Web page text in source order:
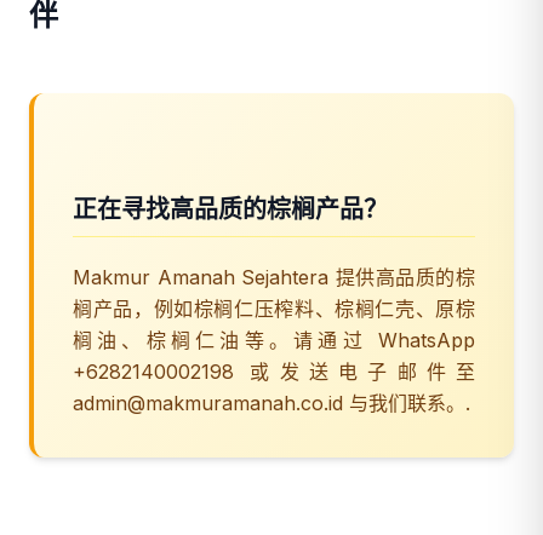
伴
正在寻找高品质的棕榈产品？
Makmur Amanah Sejahtera 提供高品质的棕
榈产品，例如棕榈仁压榨料、棕榈仁壳、原棕
榈油、棕榈仁油等。请通过 WhatsApp
+6282140002198 或发送电子邮件至
admin@makmuramanah.co.id 与我们联系。.